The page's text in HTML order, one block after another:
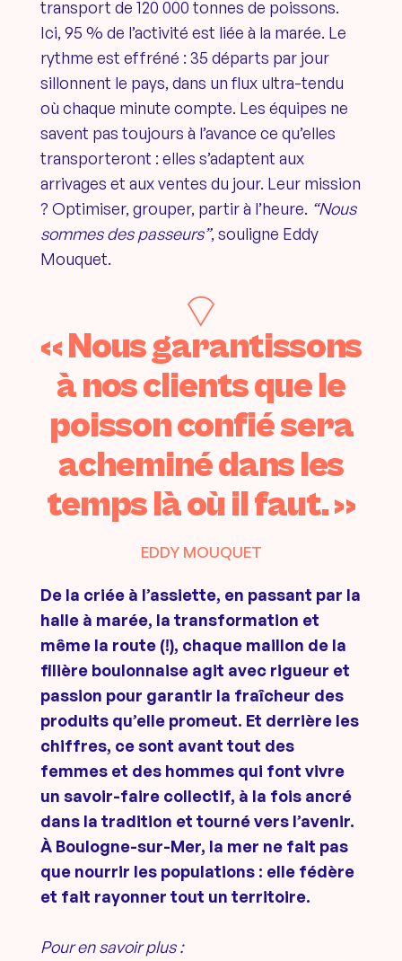
transport de 120 000 tonnes de poissons.
Ici, 95 % de l’activité est liée à la marée. Le
rythme est effréné : 35 départs par jour
sillonnent le pays, dans un flux ultra-tendu
où chaque minute compte. Les équipes ne
savent pas toujours à l’avance ce qu’elles
transporteront : elles s’adaptent aux
arrivages et aux ventes du jour. Leur mission
? Optimiser, grouper, partir à l’heure. “Nous
sommes des passeurs”, souligne Eddy
Mouquet.
« Nous garantissons
à nos clients que le
poisson confié sera
acheminé dans les
temps là où il faut. »
EDDY MOUQUET
De la criée à l’assiette, en passant par la
halle à marée, la transformation et
même la route (!), chaque maillon de la
filière boulonnaise agit avec rigueur et
passion pour garantir la fraîcheur des
produits qu’elle promeut. Et derrière les
chiffres, ce sont avant tout des
femmes et des hommes qui font vivre
un savoir-faire collectif, à la fois ancré
dans la tradition et tourné vers l’avenir.
À Boulogne-sur-Mer, la mer ne fait pas
que nourrir les populations : elle fédère
et fait rayonner tout un territoire.
Pour en savoir plus :